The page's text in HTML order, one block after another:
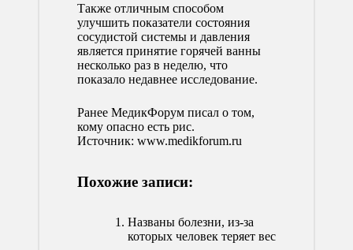
Также отличным способом
улучшить показатели состояния
сосудистой системы и давления
является принятие горячей ванны
несколько раз в неделю, что
показало недавнее исследование.
Ранее МедикФорум писал о том,
кому опасно есть рис.
Источник: www.medikforum.ru
Похожие записи:
Названы болезни, из-за
которых человек теряет вес